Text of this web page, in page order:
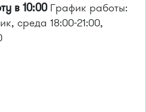
в 10:00График работы:
среда 18:00-21:00,